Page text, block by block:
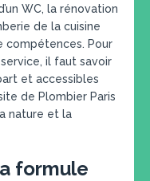
WC, la rénovation
de la cuisine
compétences. Pour
il faut savoir
et accessibles
de Plombier Paris
nature et la
formule